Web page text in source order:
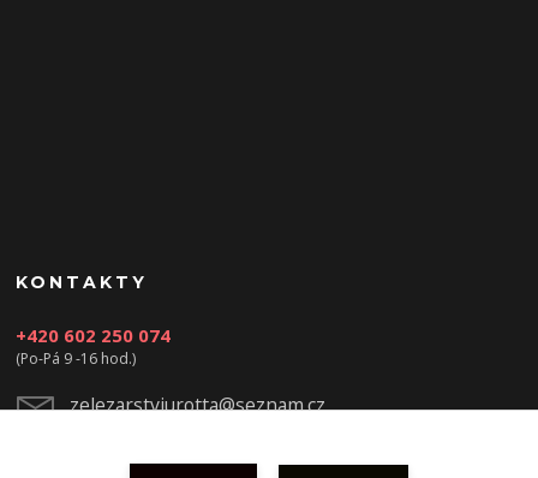
KONTAKTY
+420 602 250 074
(Po-Pá 9 -16 hod.)
zelezarstviurotta@seznam.cz